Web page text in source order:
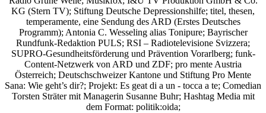
KG (Stern TV); Stiftung Deutsche Depressionshilfe; titel, thesen,
temperamente, eine Sendung des ARD (Erstes Deutsches
Programm); Antonia C. Wesseling alias Tonipure; Bayrischer
Rundfunk-Redaktion PULS; RSI – Radiotelevisione Svizzera;
SUPRO-Gesundheitsförderung und Prävention Vorarlberg; funk-
Content-Netzwerk von ARD und ZDF; pro mente Austria
Österreich; Deutschschweizer Kantone und Stiftung Pro Mente
Sana: Wie geht’s dir?; Projekt: Es geat di a un - tocca a te; Comedian
Torsten Sträter mit Managerin Susanne Buhr; Hashtag Media mit
dem Format: politik:oida;